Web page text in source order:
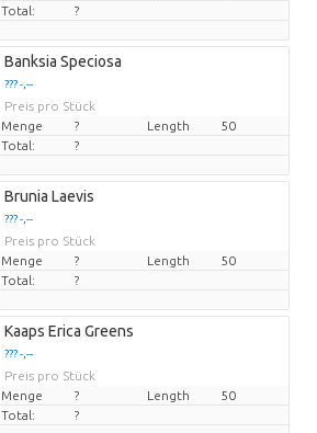
Total:
?
Banksia Speciosa
??? -,--
Preis pro Stück
Menge
? Length
50
Total:
?
Brunia Laevis
??? -,--
Preis pro Stück
Menge
? Length
50
Total:
?
Kaaps Erica Greens
??? -,--
Preis pro Stück
Menge
? Length
50
Total:
?